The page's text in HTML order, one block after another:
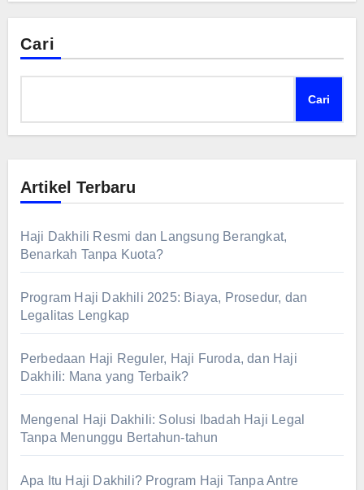
Cari
Cari
Artikel Terbaru
Haji Dakhili Resmi dan Langsung Berangkat,
Benarkah Tanpa Kuota?
Program Haji Dakhili 2025: Biaya, Prosedur, dan
Legalitas Lengkap
Perbedaan Haji Reguler, Haji Furoda, dan Haji
Dakhili: Mana yang Terbaik?
Mengenal Haji Dakhili: Solusi Ibadah Haji Legal
Tanpa Menunggu Bertahun-tahun
Apa Itu Haji Dakhili? Program Haji Tanpa Antre